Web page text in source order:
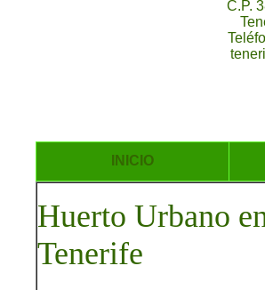
C.P.
INICIO
Huerto Urbano
Tenerife